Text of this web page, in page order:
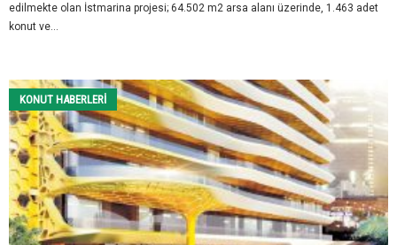
edilmekte olan İstmarina projesi; 64.502 m2 arsa alanı üzerinde, 1.463 adet
konut ve...
KONUT HABERLERI